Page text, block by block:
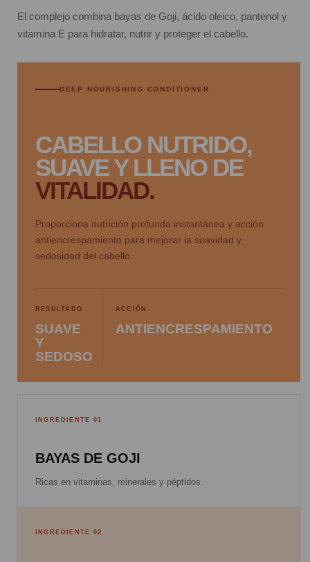
El complejo combina bayas de Goji, ácido oleico, pantenol y
vitamina E para hidratar, nutrir y proteger el cabello.
DEEP NOURISHING CONDITIONER
CABELLO NUTRIDO,
SUAVE Y LLENO DE
VITALIDAD.
Proporciona nutrición profunda instantánea y acción
antiencrespamiento para mejorar la suavidad y
sedosidad del cabello.
RESULTADO
SUAVE
Y
SEDOSO
ACCIÓN
ANTIENCRESPAMIENTO
INGREDIENTE 01
BAYAS DE GOJI
Ricas en vitaminas, minerales y péptidos.
INGREDIENTE 02